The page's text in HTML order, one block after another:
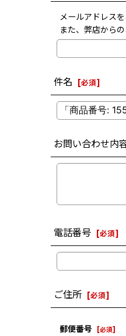
メールアドレス
また、弊店から
件名 [必須]
お問い合わせ内
電話番号 [必須]
ご住所 [必須]
郵便番号 [必須]